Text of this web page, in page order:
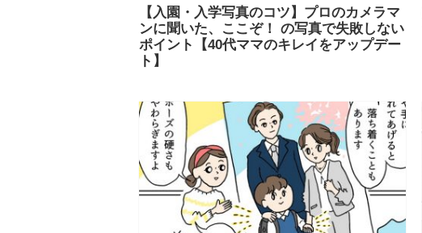
【入園・入学写真のコツ】プロのカメラマ
ンに聞いた、ここぞ！ の写真で失敗しない
ポイント【40代ママのキレイをアップデー
ト】